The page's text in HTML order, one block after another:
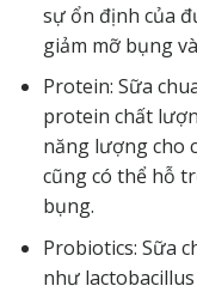
sự ổn định của
giảm mỡ bụng
Protein: Sữa
protein chất
năng lượng cho
cũng có thể hỗ
bụng.
Probiotics: Sữa
như